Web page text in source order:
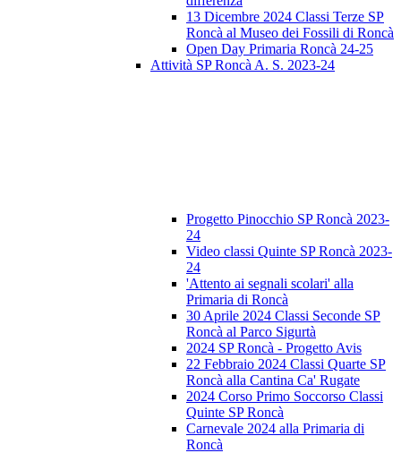
13 Dicembre 2024 Classi Terze SP
Roncà al Museo dei Fossili di Roncà
Open Day Primaria Roncà 24-25
Attività SP Roncà A. S. 2023-24
Progetto Pinocchio SP Roncà 2023-
24
Video classi Quinte SP Roncà 2023-
24
'Attento ai segnali scolari' alla
Primaria di Roncà
30 Aprile 2024 Classi Seconde SP
Roncà al Parco Sigurtà
2024 SP Roncà - Progetto Avis
22 Febbraio 2024 Classi Quarte SP
Roncà alla Cantina Ca' Rugate
2024 Corso Primo Soccorso Classi
Quinte SP Roncà
Carnevale 2024 alla Primaria di
Roncà